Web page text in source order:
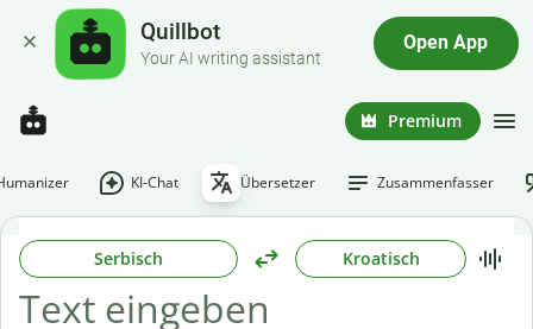
Quillbot
Your AI writing assistant
Open App
Premium
KI-Chat Übersetzer Zusammenfasser
Serbisch Kroatisch